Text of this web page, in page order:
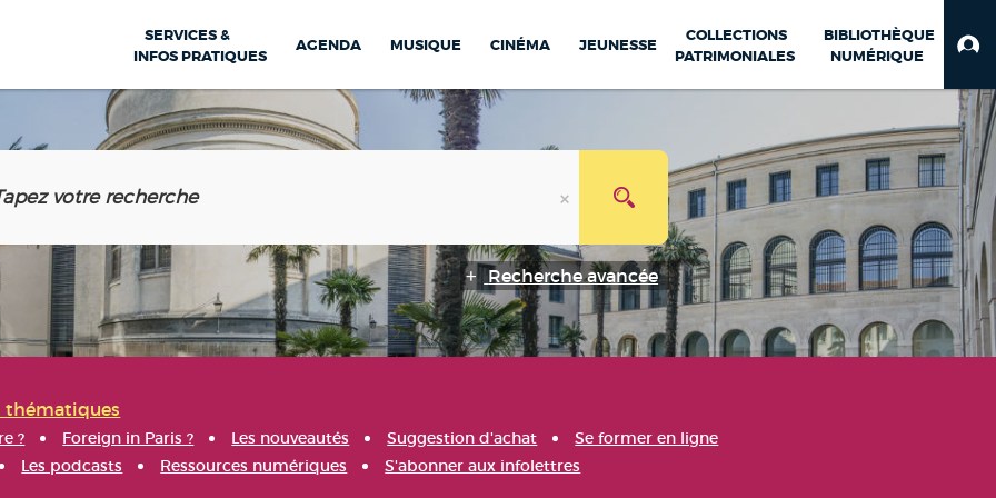
SERVICES &
INFOS PRATIQUES
AGENDA MUSIQUE CINÉMA JEUNESSE
COLLECTIONS
PATRIMONIALES
BIBLIOTHÈQUE
NUMÉRIQUE
Recherche avancée
thématiques
? Foreign in Paris ? Les nouveautés Suggestion d'achat
Se former en ligne
Les podcasts Ressources numériques S'abonner aux infolettres